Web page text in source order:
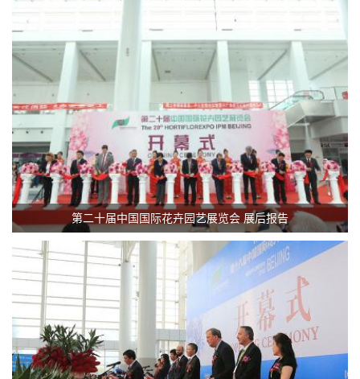
第二十届中国国际花卉园艺展览会 展后报告